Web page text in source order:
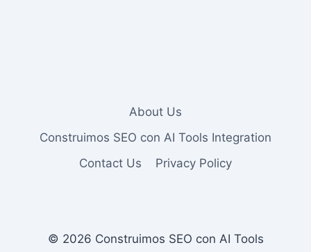
About Us
Construimos SEO con AI Tools Integration
Contact Us
Privacy Policy
© 2026 Construimos SEO con AI Tools